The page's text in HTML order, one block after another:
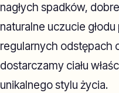
nagłych spadków,
naturalne uczucie
regularnych odstępach
dostarczamy ciału
unikalnego stylu życia.